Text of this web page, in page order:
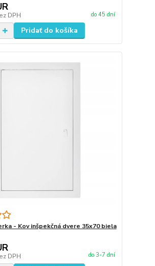
DPH do 45 dní
Pridať do košíka
- Kov inšpekčná dvere 35x70 biela
DPH do 3-7 dní